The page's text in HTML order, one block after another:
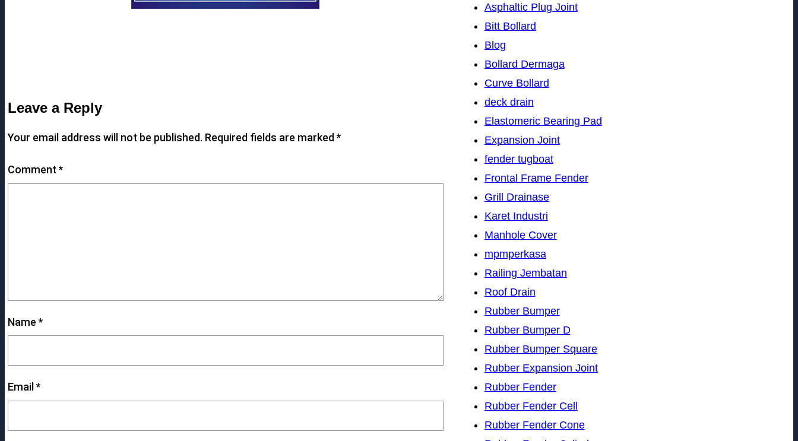
Leave a Reply
Your email address will not be published. Required fields are marked*
Comment*
Name*
Email*
Asphaltic Plug Joint
Bitt Bollard
Blog
Bollard Dermaga
Curve Bollard
deck drain
Elastomeric Bearing Pad
Expansion Joint
fender tugboat
Frontal Frame Fender
Grill Drainase
Karet Industri
Manhole Cover
mpmperkasa
Railing Jembatan
Roof Drain
Rubber Bumper
Rubber Bumper D
Rubber Bumper Square
Rubber Expansion Joint
Rubber Fender
Rubber Fender Cell
Rubber Fender Cone